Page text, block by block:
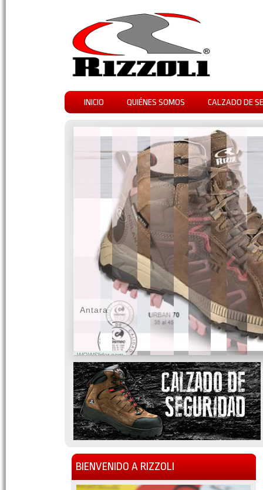
INICIO QUIÉNES SOMOS CALZADO DE
WOWSlider.com
Antara
BIENVENIDO A RIZZOLI